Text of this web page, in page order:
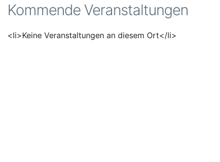
Kommende Veranstaltungen
<li>Keine Veranstaltungen an diesem Ort</li>